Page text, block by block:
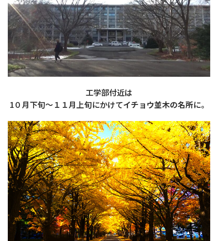
工学部付近は
1０月下旬～１１月上旬にかけてイチョウ並木の名所に。